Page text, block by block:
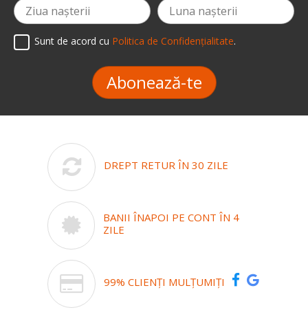
Sunt de acord cu Politica de Confidențialitate.
Abonează-te
DREPT RETUR ÎN 30 ZILE
BANII ÎNAPOI PE CONT ÎN 4
ZILE
99% CLIENȚI MULȚUMIȚI